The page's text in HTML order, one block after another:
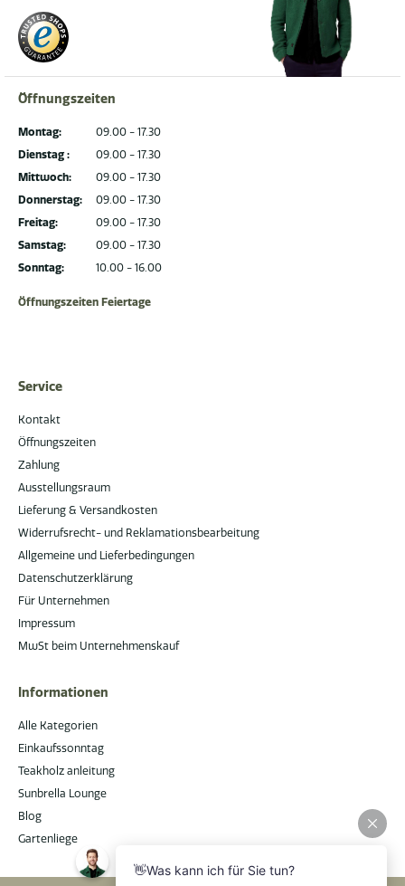
Öffnungszeiten
Montag:
Dienstag :
Mittwoch:
Donnerstag:
Freitag:
Samstag:
Sonntag:
09.00 - 17.30
09.00 - 17.30
09.00 - 17.30
09.00 - 17.30
09.00 - 17.30
09.00 - 17.30
10.00 - 16.00
Öffnungszeiten Feiertage
Service
Kontakt
Öffnungszeiten
Zahlung
Ausstellungsraum
Lieferung & Versandkosten
Widerrufsrecht- und Reklamationsbearbeitung
Allgemeine und Lieferbedingungen
Datenschutzerklärung
Für Unternehmen
Impressum
MwSt beim Unternehmenskauf
Informationen
Alle Kategorien
Einkaufssonntag
Teakholz anleitung
Sunbrella Lounge
Blog
Gartenliege